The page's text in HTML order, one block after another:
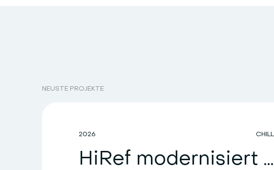
NEUSTE PROJEKTE
2026
HiRef modernisiert die Klimatisierung einer Gesundheitseinrichtung im Raum Como